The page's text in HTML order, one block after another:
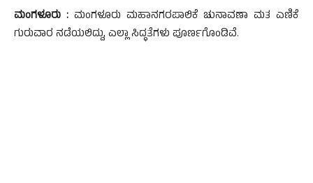
ಮಂಗಳೂರು :ಮಂಗಳೂರು ಮಹಾನಗರಪಾಲಿಕೆ ಚುನಾವಣಾ ಮತ ಎಣಿಕೆ
ಗುರುವಾರ ನಡೆಯಲಿದ್ದು, ಎಲ್ಲಾ ಸಿದ್ಧತೆಗಳು ಪೂರ್ಣಗೊಂಡಿವೆ.